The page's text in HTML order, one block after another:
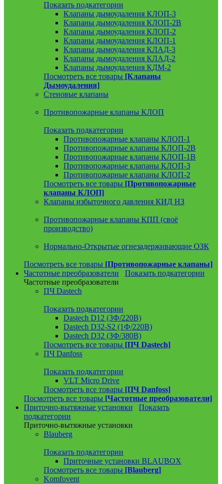
Показать подкатегории
Клапаны дымоудаления КЛОП-3
Клапаны дымоудаления КЛОП-2В
Клапаны дымоудаления КЛОП-2
Клапаны дымоудаления КЛОП-1
Клапаны дымоудаления КЛАД-3
Клапаны дымоудаления КЛАД-2
Клапаны дымоудаления КДМ-2
Посмотреть все товары [Клапаны
Дымоудаления]
Стеновые клапаны
Противопожарные клапаны КЛОП
Показать подкатегории
Противопожарные клапаны КЛОП-1
Противопожарные клапаны КЛОП-2В
Противопожарные клапаны КЛОП-1В
Противопожарные клапаны КЛОП-3
Противопожарные клапаны КЛОП-2
Посмотреть все товары [Противопожарные
клапаны КЛОП]
Клапаны избыточного давления КИД НЗ
Противопожарные клапаны КПП (своё
производство)
Нормально-Открытые огнезадерживающие ОЗК
Посмотреть все товары [Противопожарные клапаны]
Частотные преобразователи
Показать подкатегории
Частотные преобразователи
ПЧ Dastech
Показать подкатегории
Dastech D12 (3Ф/220В)
Dastech D32-S2 (1Ф/220В)
Dastech D32 (3Ф/380В)
Посмотреть все товары [ПЧ Dastech]
ПЧ Danfoss
Показать подкатегории
VLT Micro Drive
Посмотреть все товары [ПЧ Danfoss]
Посмотреть все товары [Частотные преобразователи]
Приточно-вытяжные установки
Показать
подкатегории
Приточно-вытяжные установки
Blauberg
Показать подкатегории
Приточные установки BLAUBOX
Посмотреть все товары [Blauberg]
Komfovent